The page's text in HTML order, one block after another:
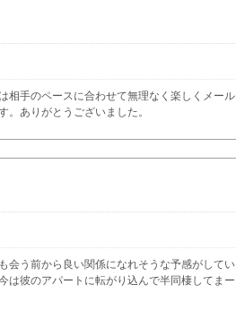
相手のペースに合わせて無理なく楽しくメール
ありがとうございました。
会う前から良い関係になれそうな予感がしてい
彼のアパートに転がり込んで半同棲してまー